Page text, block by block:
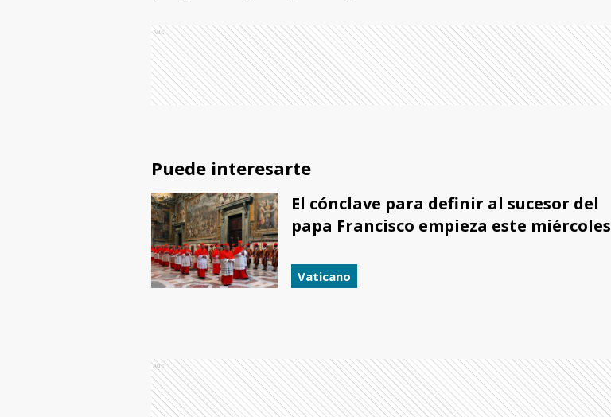
Ads
Puede interesarte
El cónclave para definir al sucesor del
papa Francisco empieza este miércoles
Vaticano
Ads